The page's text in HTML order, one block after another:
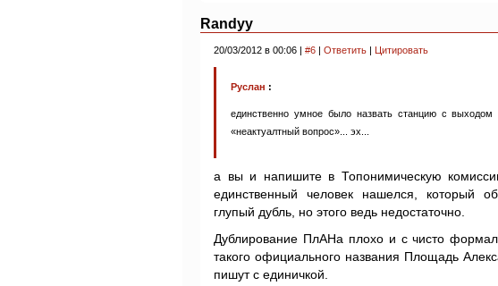
Randyy
20/03/2012 в 00:06 | #6 | Ответить | Цитировать
Руслан :
единственно умное было назвать станцию с выходом
«неактуалтный вопрос»... эх...
а вы и напишите в Топонимическую
единственный человек нашелся, который
глупый дубль, но этого ведь недостаточно.
Дублирование ПлАНа плохо и с чисто
такого официального названия Площадь
пишут с единичкой.